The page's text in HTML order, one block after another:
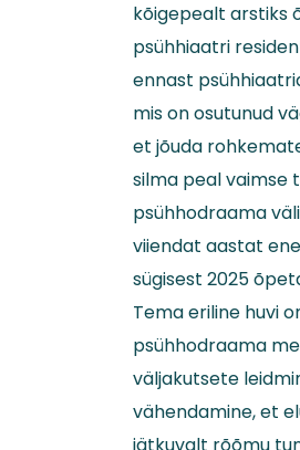
kõigepealt arstiks
psühhiaatri
ennast
mis on osutunud
et jõuda
silma peal vaimse
psühhodraama
viiendat aastat
sügisest 2025
Tema eriline huvi
psühhodraama
väljakutsete
vähendamine, et